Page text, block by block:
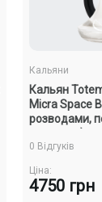
Кальяни
Кальян
Micra Space
розводами,
комплект)
0 Відгуків
Ціна:
4750 грн